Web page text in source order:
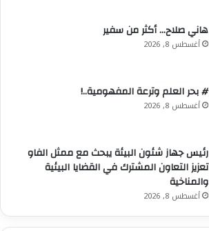
هاني صلاح… أكثر من سفير
أغسطس 8, 2026
# بحر العلم وترعة المفهومية..!
أغسطس 8, 2026
رئيس جهاز شئون البيئة يبحث مع ممثل الفاو
تعزيز التعاون المشترك في القضايا البيئية
والمناخية
أغسطس 8, 2026